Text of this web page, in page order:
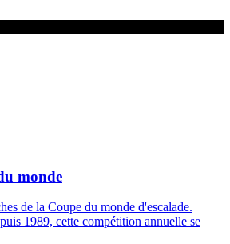
monde
de la Coupe du monde d'escalade.
1989, cette compétition annuelle se